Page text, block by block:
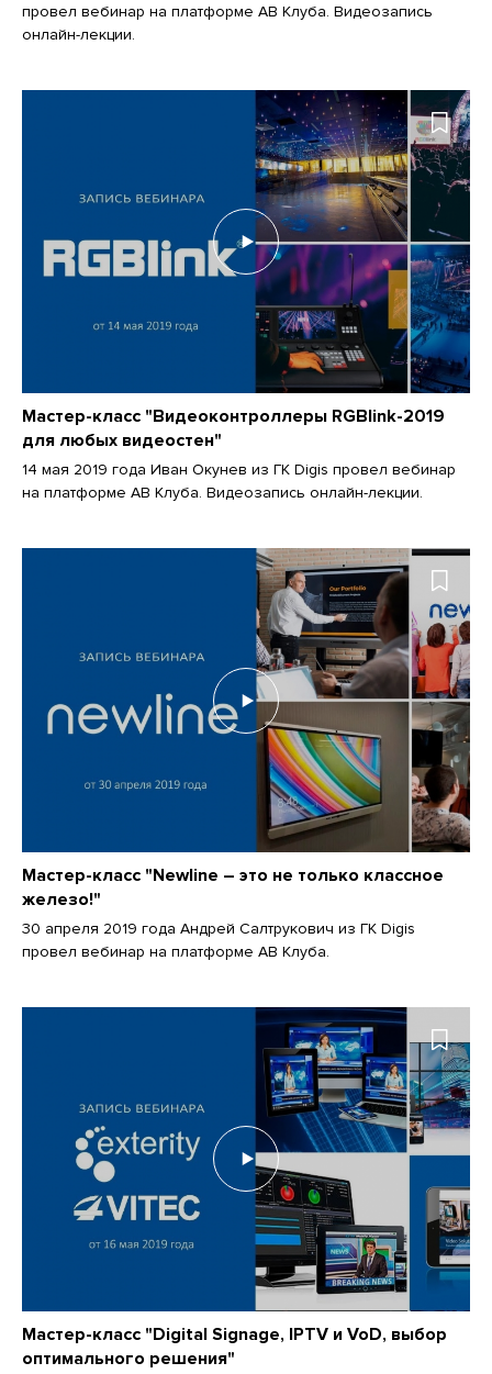
провел вебинар на платформе АВ Клуба. Видеозапись
онлайн-лекции.
Мастер-класс "Видеоконтроллеры RGBlink-2019
для любых видеостен"
14 мая 2019 года Иван Окунев из ГК Digis провел вебинар
на платформе АВ Клуба. Видеозапись онлайн-лекции.
Мастер-класс "Newline – это не только классное
железо!"
30 апреля 2019 года Андрей Салтрукович из ГК Digis
провел вебинар на платформе АВ Клуба.
Мастер-класс "Digital Signage, IPTV и VoD, выбор
оптимального решения"